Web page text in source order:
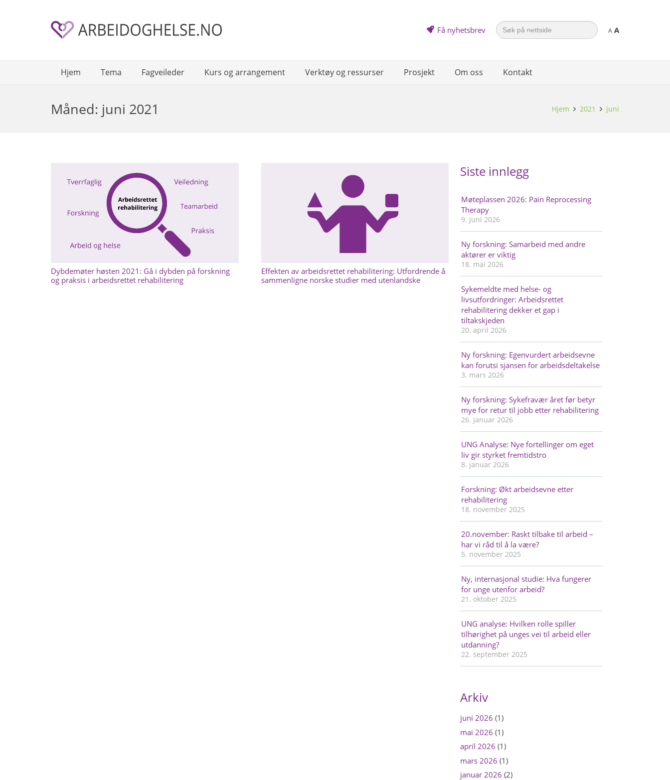
Få nyhetsbrev
Search
for: A A
Hjem Tema Fagveileder Kurs og arrangement Verktøy og ressurser Prosjekt Om oss Kontakt
Måned: juni 2021 Hjem 2021 juni
Dybdemøter høsten 2021: Gå i dybden på forskning
og praksis i arbeidsrettet rehabilitering
Effekten av arbeidsrettet rehabilitering: Utfordrende å
sammenligne norske studier med utenlandske
Siste innlegg
Møteplassen 2026: Pain Reprocessing
Therapy
9. juni 2026
Ny forskning: Samarbeid med andre
aktører er viktig
18. mai 2026
Sykemeldte med helse- og
livsutfordringer: Arbeidsrettet
rehabilitering dekker et gap i
tiltakskjeden
20. april 2026
Ny forskning: Egenvurdert arbeidsevne
kan forutsi sjansen for arbeidsdeltakelse
3. mars 2026
Ny forskning: Sykefravær året før betyr
mye for retur til jobb etter rehabilitering
26. januar 2026
UNG Analyse: Nye fortellinger om eget
liv gir styrket fremtidstro
8. januar 2026
Forskning: Økt arbeidsevne etter
rehabilitering
18. november 2025
20.november: Raskt tilbake til arbeid –
har vi råd til å la være?
5. november 2025
Ny, internasjonal studie: Hva fungerer
for unge utenfor arbeid?
21. oktober 2025
UNG analyse: Hvilken rolle spiller
tilhørighet på unges vei til arbeid eller
utdanning?
22. september 2025
Arkiv
juni 2026 (1)
mai 2026 (1)
april 2026 (1)
mars 2026 (1)
januar 2026 (2)